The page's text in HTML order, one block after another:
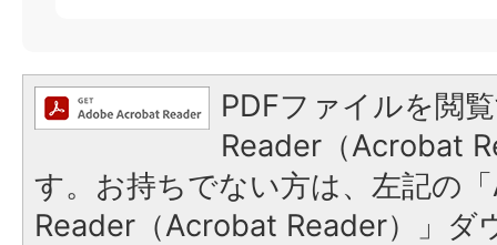
PDFファイルを閲
Reader（Acrobat
す。お持ちでない方は、左記の
Reader（Acrobat Reader）」ダ